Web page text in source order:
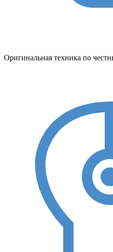
Оригинальная техника по